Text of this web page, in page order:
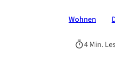
Wohnen
4 Min.